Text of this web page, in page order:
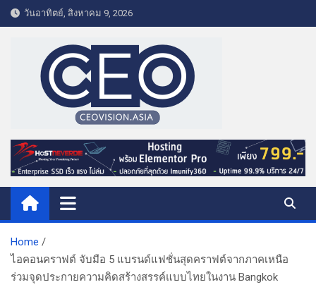
k
e
t
วันอาทิตย์, สิงหาคม 9, 2026
CEO VISION.ASIA
Business & Lifestyle
Home
ไอคอนคราฟต์ จับมือ 5 แบรนด์แฟชั่นสุดคราฟต์จากภาคเหนือ
ร่วมจุดประกายความคิดสร้างสรรค์แบบไทยในงาน Bangkok